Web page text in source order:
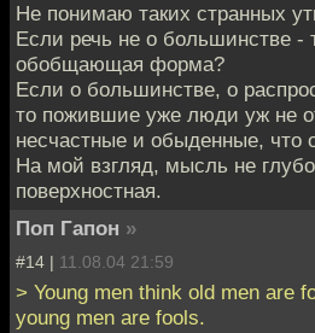
Не понимаю таких странных
Если речь не о большинстве -
обобщающая форма?
Если о большинстве, о
то пожившие уже люди уж не
несчастные и обыденные, что
На мой взгляд, мысль не
поверхностная.
Поп Гапон »
#14 | 11.08.04 21:59
> Young men think old men are
young men are fools.